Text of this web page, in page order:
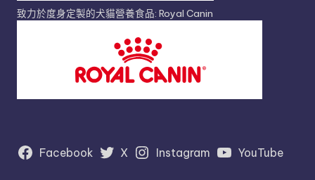
致力於度身定製的犬貓營養食品: Royal Canin
Facebook X Instagram YouTube